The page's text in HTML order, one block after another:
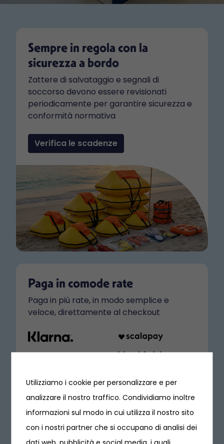
Sempre in regola con la
sicurezza a bordo
Zattere di salvataggio e segnali di
soccorso devono essere revisionati
periodicamente per garantire sicurezza e
conformità normativa
Verifica le scadenze
Paga in comode rate
Paga in più rate, in modo semplice e
veloce, direttamente al checkout
Utilizziamo i cookie per personalizzare e per
analizzare il nostro traffico. Condividiamo inoltre
informazioni sul modo in cui utilizza il nostro sito
con i nostri partner che si occupano di analisi dei